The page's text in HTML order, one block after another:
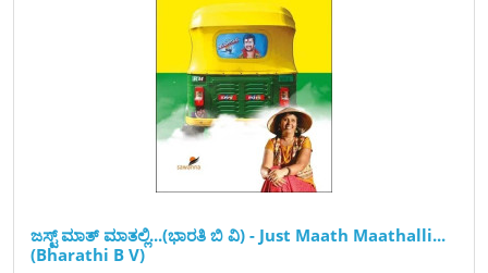
ಜಸ್ಟ್ ಮಾತ್ ಮಾತಲ್ಲಿ...(ಭಾರತಿ ಬಿ ವಿ) - Just Maath Maathalli...
(Bharathi B V)